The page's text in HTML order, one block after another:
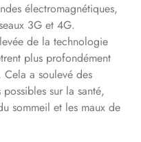
électromagnétiques,
3G et 4G.
de la technologie
plus profondément
Cela a soulevé des
sur la santé,
sommeil et les maux de